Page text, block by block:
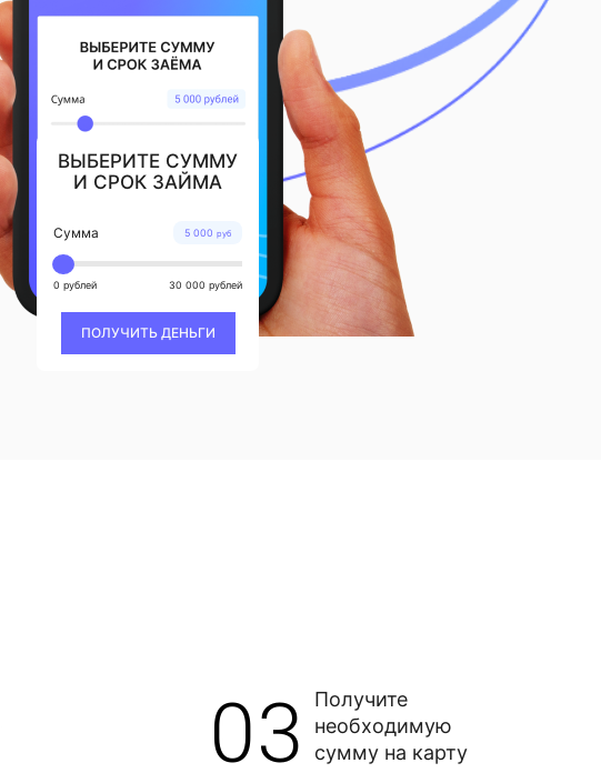
ВЫБЕРИТЕ СУММУ
И СРОК ЗАЙМА
5 000 руб
Сумма
0 рублей 30 000 рублей
ПОЛУЧИТЬ ДЕНЬГИ
03
Получите
необходимую
сумму на карту